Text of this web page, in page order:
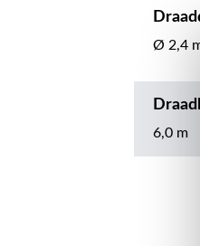
Ø 2,4
6,0 m